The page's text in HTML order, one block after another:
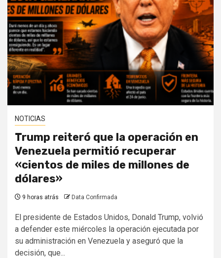
NOTICIAS
Trump reiteró que la operación en
Venezuela permitió recuperar
«cientos de miles de millones de
dólares»
9 horas atrás Data Confirmada
El presidente de Estados Unidos, Donald Trump, volvió
a defender este miércoles la operación ejecutada por
su administración en Venezuela y aseguró que la
decisión, que...